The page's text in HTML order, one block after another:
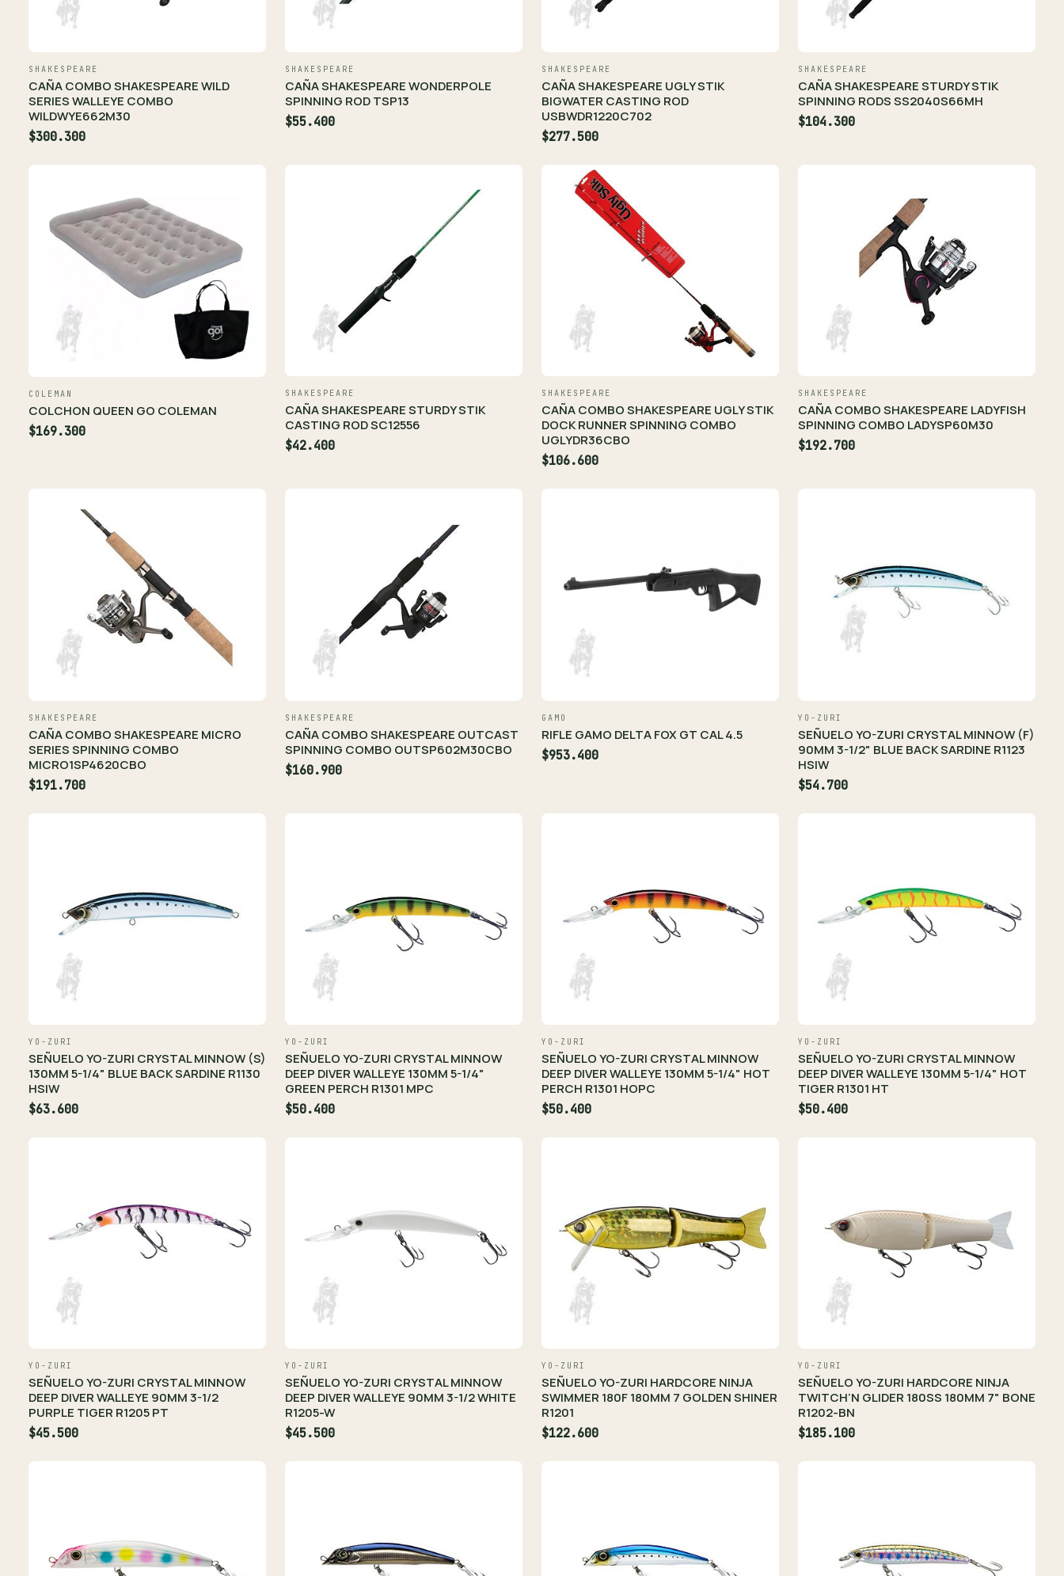
SHAKESPEARE
CAÑA COMBO SHAKESPEARE WILD
SERIES WALLEYE COMBO
WILDWYE662M30
$300.300
SHAKESPEARE
CAÑA SHAKESPEARE WONDERPOLE
SPINNING ROD TSP13
$55.400
SHAKESPEARE
CAÑA SHAKESPEARE UGLY STIK
BIGWATER CASTING ROD
USBWDR1220C702
$277.500
SHAKESPEARE
CAÑA SHAKESPEARE STURDY STIK
SPINNING RODS SS2040S66MH
$104.300
COLEMAN
COLCHON QUEEN GO COLEMAN
$169.300
SHAKESPEARE
CAÑA SHAKESPEARE STURDY STIK
CASTING ROD SC12556
$42.400
SHAKESPEARE
CAÑA COMBO SHAKESPEARE UGLY STIK
DOCK RUNNER SPINNING COMBO
UGLYDR36CBO
$106.600
SHAKESPEARE
CAÑA COMBO SHAKESPEARE LADYFISH
SPINNING COMBO LADYSP60M30
$192.700
SHAKESPEARE
CAÑA COMBO SHAKESPEARE MICRO
SERIES SPINNING COMBO
MICRO1SP4620CBO
$191.700
SHAKESPEARE
CAÑA COMBO SHAKESPEARE OUTCAST
SPINNING COMBO OUTSP602M30CBO
$160.900
GAMO
RIFLE GAMO DELTA FOX GT CAL 4.5
$953.400
YO-ZURI
SEÑUELO YO-ZURI CRYSTAL MINNOW (F)
90MM 3-1/2" BLUE BACK SARDINE R1123
HSIW
$54.700
YO-ZURI
SEÑUELO YO-ZURI CRYSTAL MINNOW (S)
130MM 5-1/4" BLUE BACK SARDINE R1130
HSIW
$63.600
YO-ZURI
SEÑUELO YO-ZURI CRYSTAL MINNOW
DEEP DIVER WALLEYE 130MM 5-1/4"
GREEN PERCH R1301 MPC
$50.400
YO-ZURI
SEÑUELO YO-ZURI CRYSTAL MINNOW
DEEP DIVER WALLEYE 130MM 5-1/4" HOT
PERCH R1301 HOPC
$50.400
YO-ZURI
SEÑUELO YO-ZURI CRYSTAL MINNOW
DEEP DIVER WALLEYE 130MM 5-1/4" HOT
TIGER R1301 HT
$50.400
YO-ZURI
SEÑUELO YO-ZURI CRYSTAL MINNOW
DEEP DIVER WALLEYE 90MM 3-1/2
PURPLE TIGER R1205 PT
$45.500
YO-ZURI
SEÑUELO YO-ZURI CRYSTAL MINNOW
DEEP DIVER WALLEYE 90MM 3-1/2 WHITE
R1205-W
$45.500
YO-ZURI
SEÑUELO YO-ZURI HARDCORE NINJA
SWIMMER 180F 180MM 7 GOLDEN SHINER
R1201
$122.600
YO-ZURI
SEÑUELO YO-ZURI HARDCORE NINJA
TWITCH’N GLIDER 180SS 180MM 7" BONE
R1202-BN
$185.100